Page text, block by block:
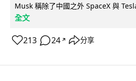
Musk 稱除了中國之外 SpaceX 與
全文
213 24 ↗ 分享